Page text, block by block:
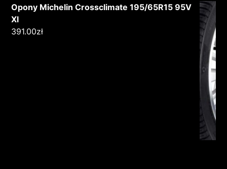
Opony Michelin Crossclimate 195/65R15 95V
Xl
391.00zł